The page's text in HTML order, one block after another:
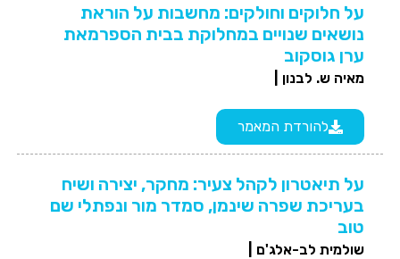
על חלוקים וחולקים: מחשבות על הוראת
נושאים שנויים במחלוקת בבית הספרמאת
ערן גוסקוב
מאיה ש. לבנון |
להורדת המאמר
על תיאטרון לקהל צעיר: מחקר, יצירה ושיח
בעריכת שפרה שינמן, סמדר מור ונפתלי שם
טוב
שולמית לב-אלג'ם |